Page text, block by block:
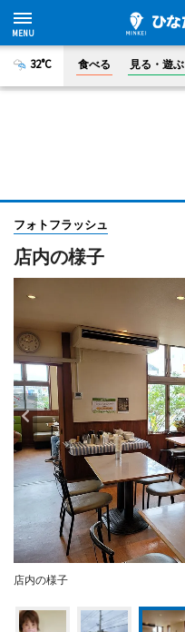
32°C 食べる 見る・遊ぶ
フォトフラッシュ
店内の様子
店内の様子